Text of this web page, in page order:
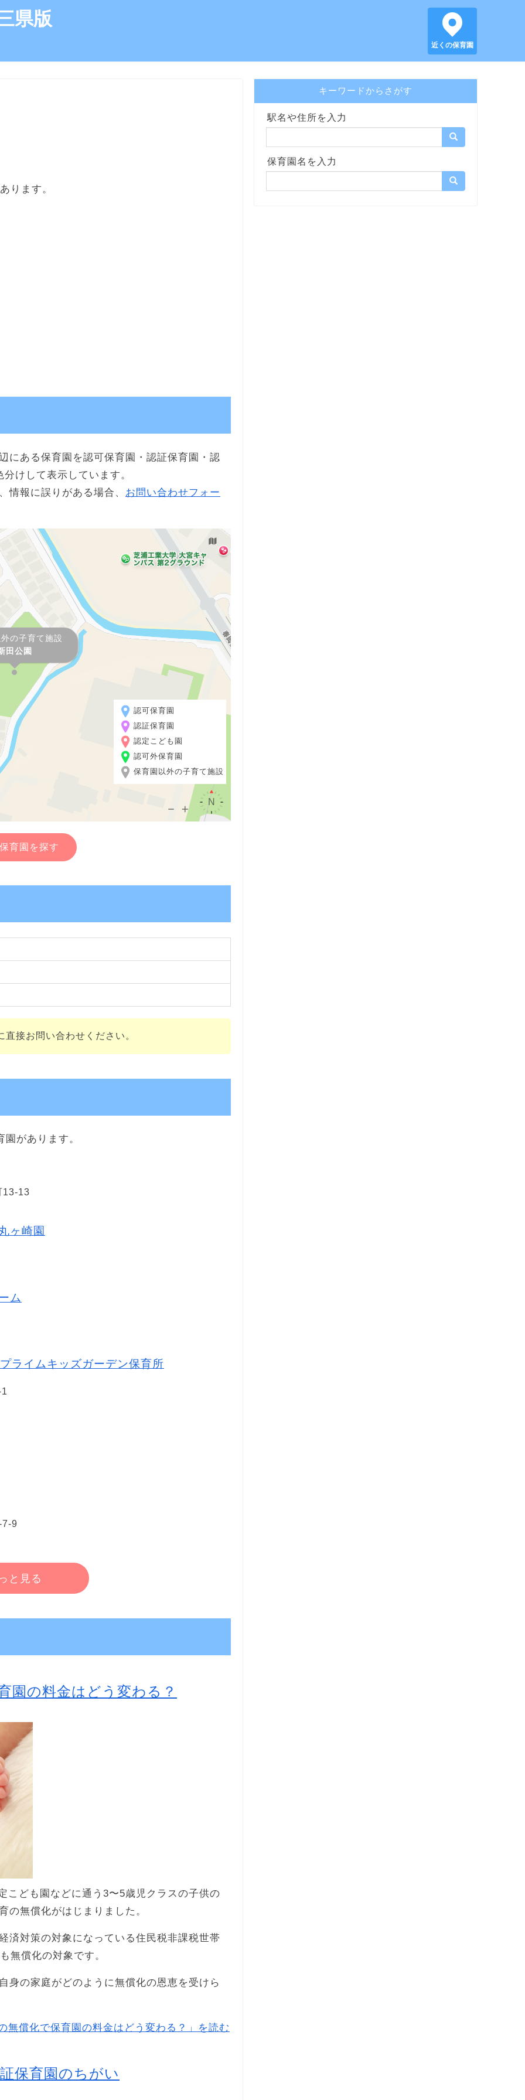
県版
近くの保育園
ります。
にある保育園を認可保育園・認証保育園・認
けして表示しています。
情報に誤りがある場合、 お問い合わせフォー
の子育て施設
田公園
認可保育園
認証保育園
認定こども園
認可外保育園
保育園以外の子育て施設
育園を探す
接お問い合わせください。
があります。
13-13
ヶ崎園
ム
ライムキッズガーデン保育所
7-9
と見る
園の料金はどう変わる？
こども園などに通う3〜5歳児クラスの子供の
の無償化がはじまりました。
済対策の対象になっている住民税非課税世帯
無償化の対象です。
身の家庭がどのように無償化の恩恵を受けら
無償化で保育園の料金はどう変わる？」を読む
保育園のちがい
キーワードからさがす
駅名や住所を入力
保育園名を入力